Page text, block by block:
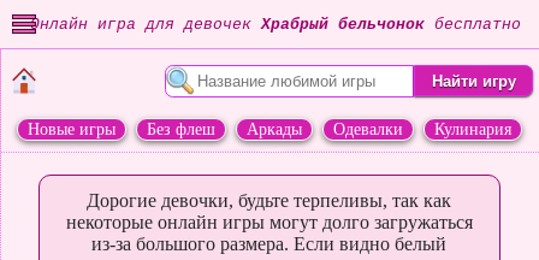
Онлайн игра для девочекХрабрый бельчонок бесплатно
Новые игры Без флеш Аркады Одевалки
Кулинария
Дорогие девочки, будьте терпеливы, так как
некоторые онлайн игры могут долго загружаться
из-за большого размера. Если видно белый